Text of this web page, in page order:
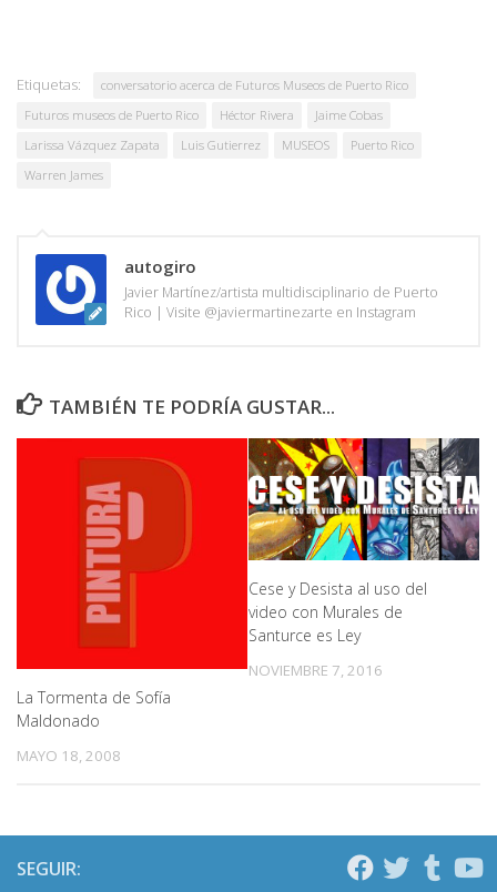
Etiquetas:
conversatorio acerca de Futuros Museos de Puerto Rico
Futuros museos de Puerto Rico
Héctor Rivera
Jaime Cobas
Larissa Vázquez Zapata
Luis Gutierrez MUSEOS
Puerto Rico
Warren James
autogiro
Javier Martínez/artista multidisciplinario de Puerto
Rico | Visite @javiermartinezarte en Instagram
TAMBIÉN TE PODRÍA GUSTAR...
La Tormenta de Sofía
Maldonado
MAYO 18, 2008
Cese y Desista al uso del
video con Murales de
Santurce es Ley
NOVIEMBRE 7, 2016
SEGUIR: